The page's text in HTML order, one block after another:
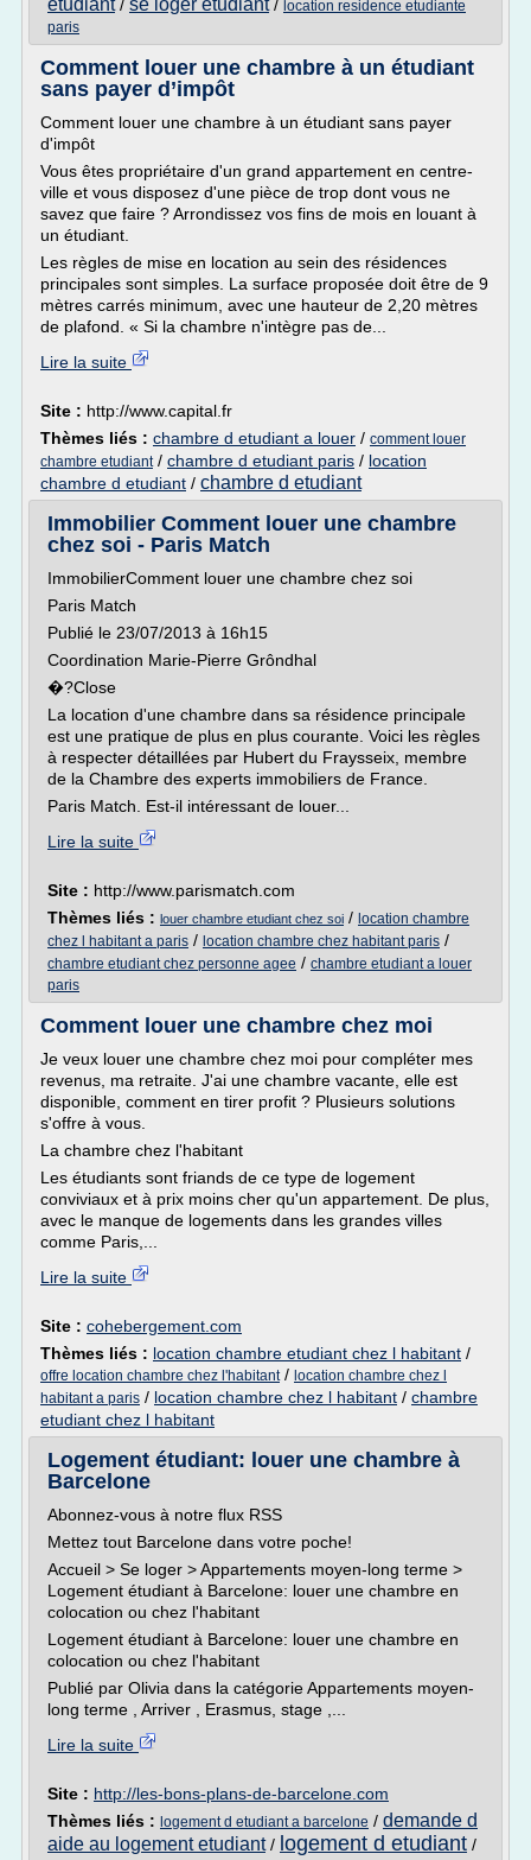
etudiant/ se loger etudiant/ location residence etudiante
paris
Comment louer une chambre à un étudiant
sans payer d’impôt
Comment louer une chambre à un étudiant sans payer
d'impôt
Vous êtes propriétaire d'un grand appartement en centre-
ville et vous disposez d'une pièce de trop dont vous ne
savez que faire ? Arrondissez vos fins de mois en louant à
un étudiant.
Les règles de mise en location au sein des résidences
principales sont simples. La surface proposée doit être de 9
mètres carrés minimum, avec une hauteur de 2,20 mètres
de plafond. « Si la chambre n'intègre pas de...
Lire la suite
Site : http://www.capital.fr
Thèmes liés : chambre d etudiant a louer / comment louer
chambre etudiant/ chambre d etudiant paris / location
chambre d etudiant / chambre d etudiant
Immobilier Comment louer une chambre
chez soi - Paris Match
ImmobilierComment louer une chambre chez soi
Paris Match
Publié le 23/07/2013 à 16h15
Coordination Marie-Pierre Grôndhal
�?Close
La location d'une chambre dans sa résidence principale
est une pratique de plus en plus courante. Voici les règles
à respecter détaillées par Hubert du Fraysseix, membre
de la Chambre des experts immobiliers de France.
Paris Match. Est-il intéressant de louer...
Lire la suite
Site : http://www.parismatch.com
Thèmes liés : louer chambre etudiant chez soi / location chambre
chez l habitant a paris / location chambre chez habitant paris /
chambre etudiant chez personne agee / chambre etudiant a louer
paris
Comment louer une chambre chez moi
Je veux louer une chambre chez moi pour compléter mes
revenus, ma retraite. J'ai une chambre vacante, elle est
disponible, comment en tirer profit ? Plusieurs solutions
s'offre à vous.
La chambre chez l'habitant
Les étudiants sont friands de ce type de logement
conviviaux et à prix moins cher qu'un appartement. De plus,
avec le manque de logements dans les grandes villes
comme Paris,...
Lire la suite
Site : cohebergement.com
Thèmes liés : location chambre etudiant chez l habitant /
offre location chambre chez l'habitant/ location chambre chez l
habitant a paris / location chambre chez l habitant / chambre
etudiant chez l habitant
Logement étudiant: louer une chambre à
Barcelone
Abonnez-vous à notre flux RSS
Mettez tout Barcelone dans votre poche!
Accueil > Se loger > Appartements moyen-long terme >
Logement étudiant à Barcelone: louer une chambre en
colocation ou chez l'habitant
Logement étudiant à Barcelone: louer une chambre en
colocation ou chez l'habitant
Publié par Olivia dans la catégorie Appartements moyen-
long terme , Arriver , Erasmus, stage ,...
Lire la suite
Site : http://les-bons-plans-de-barcelone.com
Thèmes liés : logement d etudiant a barcelone / demande d
aide au logement etudiant/ logement d etudiant /